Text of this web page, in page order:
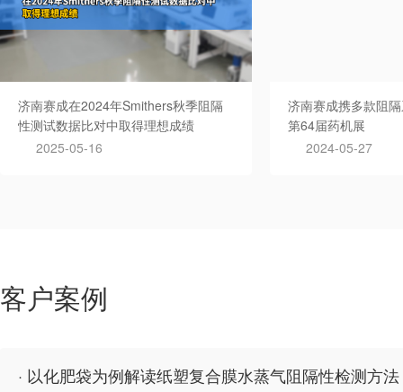
济南赛成在2024年Smithers秋季阻隔
性测试数据比对中取得理想成绩
2025-05-16
济南赛成携多款阻
第64届药机展
2024-05-27
客户案例
· 以化肥袋为例解读纸塑复合膜水蒸气阻隔性检测方法